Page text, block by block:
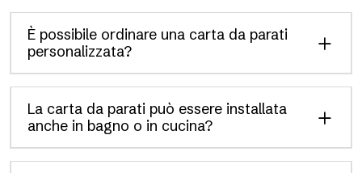
È possibile ordinare una carta da parati
personalizzata?
La carta da parati può essere installata
anche in bagno o in cucina?